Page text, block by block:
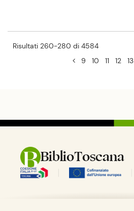
Risultati 260-280 di 4584
9
10 11 12 13
BiblioToscana